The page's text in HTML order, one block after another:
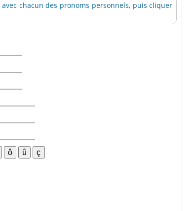
avec chacun des pronoms personnels, puis cliquer